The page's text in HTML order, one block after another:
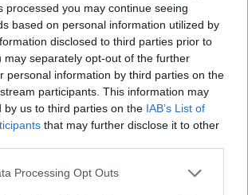
processed you may continue seeing
based on personal information utilized by
disclosed to third parties prior to
may separately opt-out of the further
personal information by third parties on the
participants. This information may
by us to third parties on the IAB’s List of
that may further disclose it to other
website/app uses one or more Google
Processing Opt Outs
sokszor játszott kétszereplős
Ferenc Dunakanyar című művét
Hámori Ildikóval is eljátszotta. Az
című Sarkadi-darabról is
Piros Ildikóval és Mensáros
együtt a Madách Színházban. A
Ildikóval három nyáron át